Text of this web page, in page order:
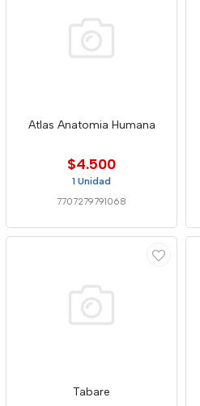
Atlas Anatomia Humana
$4.500
1 Unidad
7707279791068
Tabare